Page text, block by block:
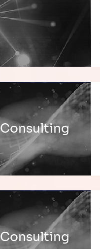
Consulting
Consulting